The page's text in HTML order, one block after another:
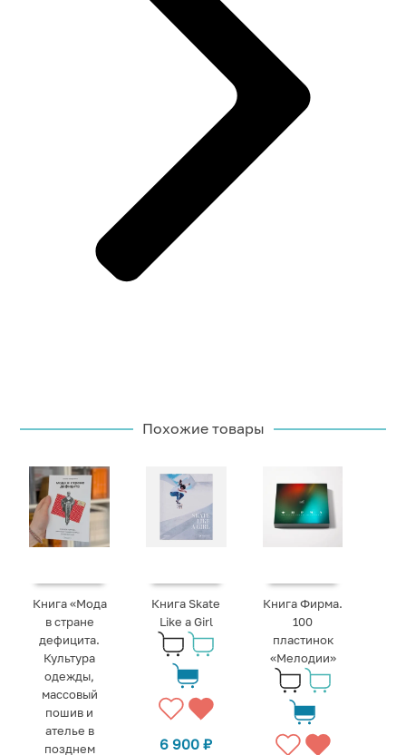
Похожие товары
Книга «Мода
в стране
дефицита.
Культура
одежды,
массовый
пошив и
ателье в
позднем
Книга Skate
Like a Girl
6 900₽
Книга Фирма.
100
пластинок
«Мелодии»